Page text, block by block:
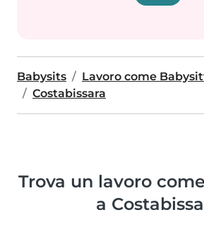
Babysits
Lavoro come
Costabissara
Trova un lavoro
a